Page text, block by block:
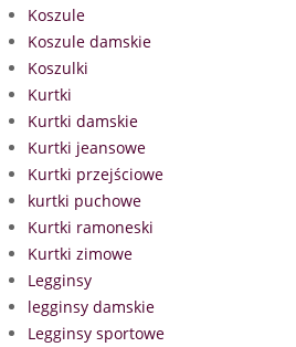
Koszule
Koszule damskie
Koszulki
Kurtki
Kurtki damskie
Kurtki jeansowe
Kurtki przejściowe
kurtki puchowe
Kurtki ramoneski
Kurtki zimowe
Legginsy
legginsy damskie
Legginsy sportowe